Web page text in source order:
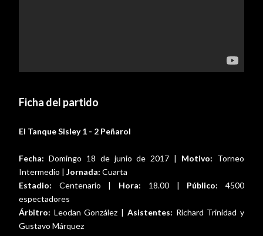
Ficha del partido
El Tanque Sisley 1 - 2 Peñarol
Fecha: Domingo 18 de junio de 2017 | Motivo: Torneo
Intermedio | Jornada: Cuarta
Estadio: Centenario | Hora: 18.00 | Público: 4500
espectadores
Árbitro: Leodan González | Asistentes: Richard Trinidad y
Gustavo Márquez